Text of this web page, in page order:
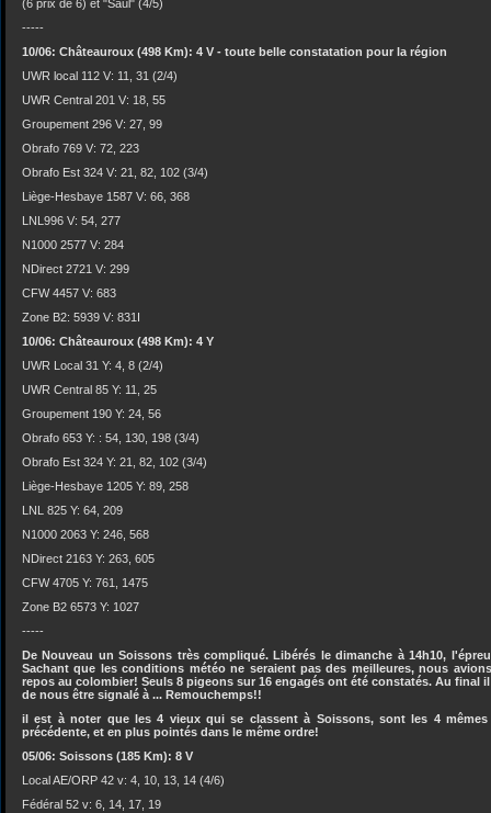
(6 prix de 6) et "Saul" (4/5)
-----
10/06: Châteauroux (498 Km): 4 V - toute belle constatation pour la région
UWR local 112 V: 11, 31 (2/4)
UWR Central 201 V: 18, 55
Groupement 296 V: 27, 99
Obrafo 769 V: 72, 223
Obrafo Est 324 V: 21, 82, 102 (3/4)
Liège-Hesbaye 1587 V: 66, 368
LNL996 V: 54, 277
N1000 2577 V: 284
NDirect 2721 V: 299
CFW 4457 V: 683
Zone B2: 5939 V: 831I
10/06: Châteauroux (498 Km): 4 Y
UWR Local 31 Y: 4, 8 (2/4)
UWR Central 85 Y: 11, 25
Groupement 190 Y: 24, 56
Obrafo 653 Y: : 54, 130, 198 (3/4)
Obrafo Est 324 Y: 21, 82, 102 (3/4)
Liège-Hesbaye 1205 Y: 89, 258
LNL 825 Y: 64, 209
N1000 2063 Y: 246, 568
NDirect 2163 Y: 263, 605
CFW 4705 Y: 761, 1475
Zone B2 6573 Y: 1027
-----
De Nouveau un Soissons très compliqué. Libérés le dimanche à 14h10,
Sachant que les conditions météo ne seraient pas des meilleures, nous
repos au colombier! Seuls 8 pigeons sur 16 engagés ont été constatés. Au final
de nous être signalé à ... Remouchemps!!
il est à noter que les 4 vieux qui se classent à Soissons, sont les 4 mêmes
précédente, et en plus pointés dans le même ordre!
05/06: Soissons (185 Km): 8 V
Local AE/ORP 42 v: 4, 10, 13, 14 (4/6)
Fédéral 52 v: 6, 14, 17, 19